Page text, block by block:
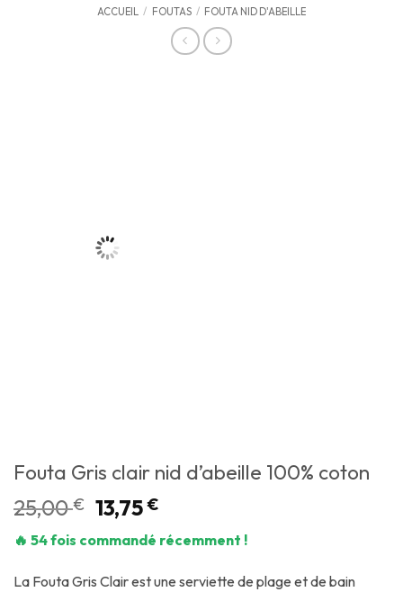
ACCUEIL / FOUTAS / FOUTA NID D'ABEILLE
Fouta Gris clair nid d’abeille 100% coton
25,00€ 13,75€
🔥 54 fois commandé récemment !
La Fouta Gris Clair est une serviette de plage et de bain